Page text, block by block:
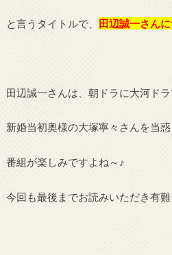
と言うタイトルで、 田辺誠一さん
田辺誠一さんは、朝ドラに大河ドラ
新婚当初奥様の大塚寧々さんを当惑
番組が楽しみですよね～♪
今回も最後までお読みいただき有難